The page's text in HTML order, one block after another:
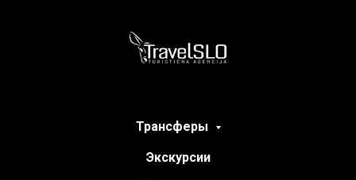
Трансферы
Экскурсии